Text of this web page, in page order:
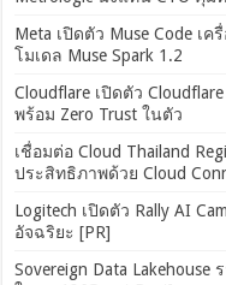
Meta เปิดตัว Muse Code เ
โมเดล Muse Spark 1.2
Cloudflare เปิดตัว
พร้อม Zero Trust ในตัว
เชื่อมต่อ Cloud Thailand
ประสิทธิภาพด้วย Cloud
Logitech เปิดตัว Rally AI
อัจฉริยะ [PR]
Sovereign Data Lakehouse